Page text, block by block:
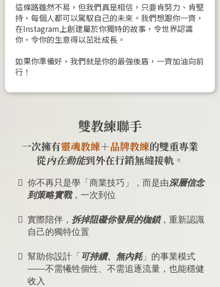
這條路雖然不易，但我們真是相信，只要肯努力、肯堅
持，每個人都可以駕馭自己的未來。我們想跟你一齊，
在Instagram上創建屬於你獨特的故事，令世界認識
你，令你的生意得以茁壯成長。
如果你準備好，我們就是你的最強後盾，一齊加油向前
行！
雙教練聯手
一次擁有靈魂教練＋品牌教練的雙重專業
從內在動能到外在行銷無縫接軌。
你不再只是學「商業技巧」，而是由深層信念
到策略實戰，一次到位
實際陪伴， 拆掉阻礙你發展的枷鎖，重新認識
自己的獨特位置
幫助你設計「 可持續、無內耗」的事業模式
——不需犧牲個性、不需追逐流量，也能穩健
收入